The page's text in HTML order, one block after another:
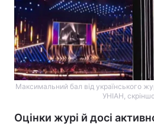
Максимальний бал від українського
УНІАН,
Оцінки журі й досі